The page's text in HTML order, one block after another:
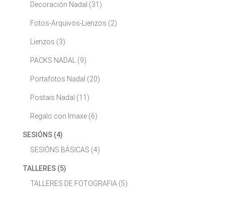
Decoración Nadal (31)
Fotos-Arquivos-Lienzos (2)
Lienzos (3)
PACKS NADAL (9)
Portafotos Nadal (20)
Postais Nadal (11)
Regalo con Imaxe (6)
SESIÓNS (4)
SESIÓNS BÁSICAS (4)
TALLERES (5)
TALLERES DE FOTOGRAFIA (5)